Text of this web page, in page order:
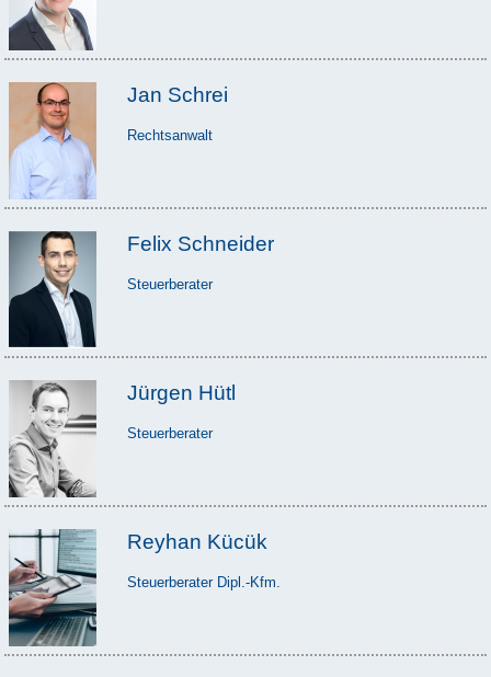
Jan Schrei
Rechtsanwalt
Felix Schneider
Steuerberater
Jürgen Hütl
Steuerberater
Reyhan Kücük
Steuerberater Dipl.-Kfm.